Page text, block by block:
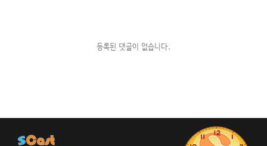
등록된 댓글이 없습니다.